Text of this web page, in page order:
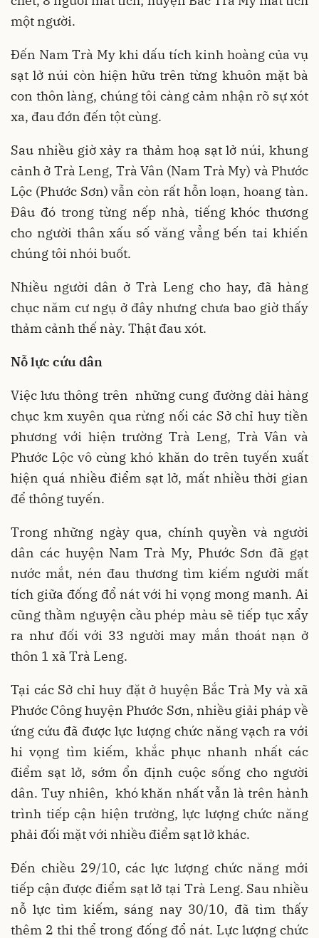
một người.
Đến Nam Trà My khi dấu tích kinh hoàng của vụ
sạt lở núi còn hiện hữu trên từng khuôn mặt bà
con thôn làng, chúng tôi càng cảm nhận rõ sự xót
xa, đau đớn đến tột cùng.
Sau nhiều giờ xảy ra thảm hoạ sạt lở núi, khung
cảnh ở Trà Leng, Trà Vân (Nam Trà My) và Phước
Lộc (Phước Sơn) vẫn còn rất hỗn loạn, hoang tàn.
Đâu đó trong từng nếp nhà, tiếng khóc thương
cho người thân xấu số văng vẳng bến tai khiến
chúng tôi nhói buốt.
Nhiều người dân ở Trà Leng cho hay, đã hàng
chục năm cư ngụ ở đây nhưng chưa bao giờ thấy
thảm cảnh thế này. Thật đau xót.
Nỗ lực cứu dân
Việc lưu thông trên những cung đường dài hàng
chục km xuyên qua rừng nối các Sở chỉ huy tiền
phương với hiện trường Trà Leng, Trà Vân và
Phước Lộc vô cùng khó khăn do trên tuyến xuất
hiện quá nhiều điểm sạt lở, mất nhiều thời gian
để thông tuyến.
Trong những ngày qua, chính quyền và người
dân các huyện Nam Trà My, Phước Sơn đã gạt
nước mắt, nén đau thương tìm kiếm người mất
tích giữa đống đổ nát với hi vọng mong manh. Ai
cũng thầm nguyện cầu phép màu sẽ tiếp tục xẩy
ra như đối với 33 người may mắn thoát nạn ở
thôn 1 xã Trà Leng.
Tại các Sở chỉ huy đặt ở huyện Bắc Trà My và xã
Phước Công huyện Phước Sơn, nhiều giải pháp về
ứng cứu đã được lực lượng chức năng vạch ra với
hi vọng tìm kiếm, khắc phục nhanh nhất các
điểm sạt lở, sớm ổn định cuộc sống cho người
dân. Tuy nhiên, khó khăn nhất vẫn là trên hành
trình tiếp cận hiện trường, lực lượng chức năng
phải đối mặt với nhiều điểm sạt lở khác.
Đến chiều 29/10, các lực lượng chức năng mới
tiếp cận được điểm sạt lở tại Trà Leng. Sau nhiều
nỗ lực tìm kiếm, sáng nay 30/10, đã tìm thấy
thêm 2 thi thể trong đống đổ nát. Lực lượng chức